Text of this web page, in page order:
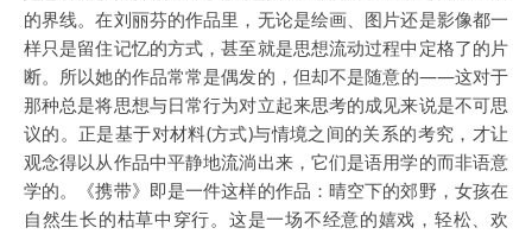
的界线。在刘丽芬的作品里，无论是绘画、图片还是影像都一
样只是留住记忆的方式，甚至就是思想流动过程中定格了的片
断。所以她的作品常常是偶发的，但却不是随意的——这对于
那种总是将思想与日常行为对立起来思考的成见来说是不可思
议的。正是基于对材料(方式)与情境之间的关系的考究，才让
观念得以从作品中平静地流淌出来，它们是语用学的而非语意
学的。《携带》即是一件这样的作品：晴空下的郊野，女孩在
自然生长的枯草中穿行。这是一场不经意的嬉戏，轻松、欢